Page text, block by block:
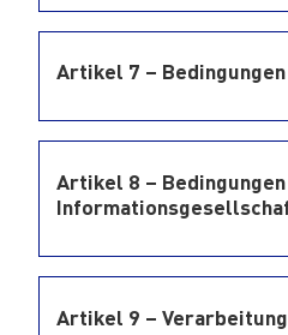
Artikel 7 –
Artikel 8 –
Artikel 9 –